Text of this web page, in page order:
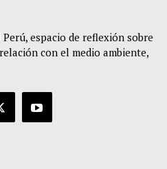
espacio de reflexión sobre
con el medio ambiente,